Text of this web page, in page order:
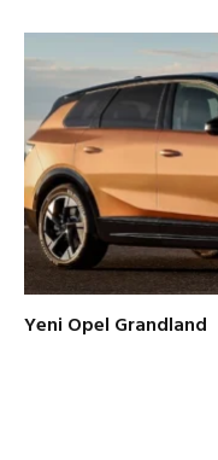
Yeni Opel Grandland